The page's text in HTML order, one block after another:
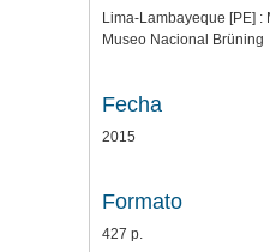
Lima-Lambayeque [PE] :
Museo Nacional Brüning
Fecha
2015
Formato
427 p.